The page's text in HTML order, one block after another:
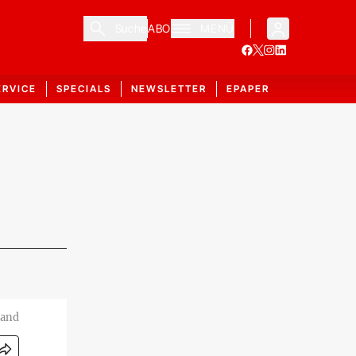
ABO
SPECIALS NEWSLETTER EPAPER